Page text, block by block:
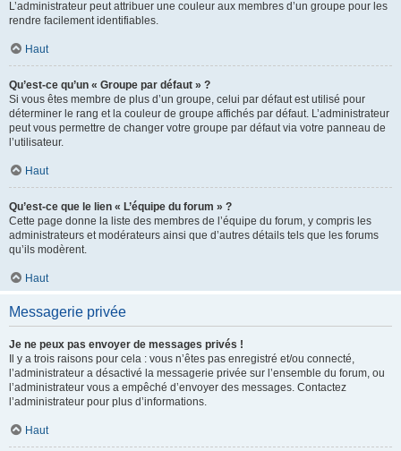
L’administrateur peut attribuer une couleur aux membres d’un groupe pour les
rendre facilement identifiables.
Haut
Qu’est-ce qu’un « Groupe par défaut » ?
Si vous êtes membre de plus d’un groupe, celui par défaut est utilisé pour
déterminer le rang et la couleur de groupe affichés par défaut. L’administrateur
peut vous permettre de changer votre groupe par défaut via votre panneau de
l’utilisateur.
Haut
Qu’est-ce que le lien « L’équipe du forum » ?
Cette page donne la liste des membres de l’équipe du forum, y compris les
administrateurs et modérateurs ainsi que d’autres détails tels que les forums
qu’ils modèrent.
Haut
Messagerie privée
Je ne peux pas envoyer de messages privés !
Il y a trois raisons pour cela : vous n’êtes pas enregistré et/ou connecté,
l’administrateur a désactivé la messagerie privée sur l’ensemble du forum, ou
l’administrateur vous a empêché d’envoyer des messages. Contactez
l’administrateur pour plus d’informations.
Haut